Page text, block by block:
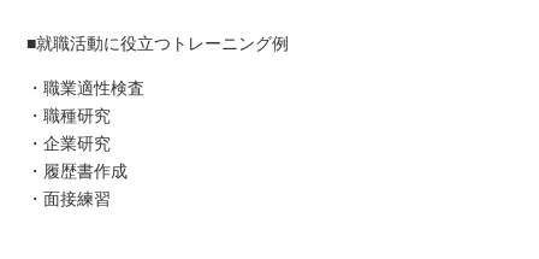
■就職活動に役立つトレーニング例
・職業適性検査
・職種研究
・企業研究
・履歴書作成
・面接練習